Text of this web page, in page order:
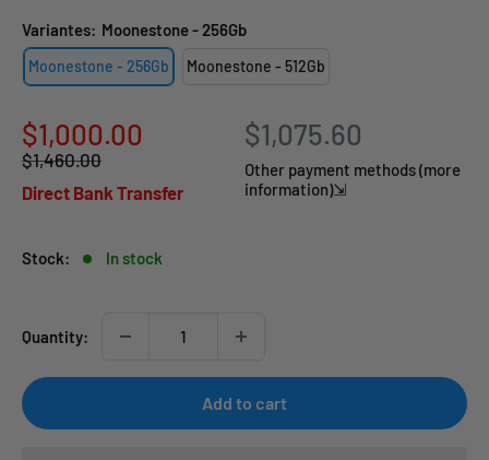
Variantes: Moonestone - 256Gb
Moonestone - 256Gb Moonestone - 512Gb
Sale
price
$1,000.00
Regular
$1,460.00
Direct Bank Transfer
$1,075.60
Other payment methods (more
information)⇲
Stock: In stock
Quantity:
Add to cart